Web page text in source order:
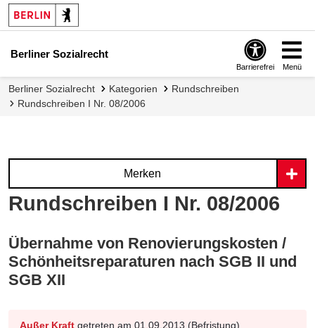
Berliner Sozialrecht
Barrierefrei Menü
Berliner Sozialrecht Kategorien
Rundschreiben
Rundschreiben I Nr. 08/2006
Rundschreiben I Nr. 08/2006
Merken
Übernahme von Renovierungskosten /
Schönheitsreparaturen nach SGB II und
SGB XII
Außer Kraft getreten am 01.09.2013 (Befristung)